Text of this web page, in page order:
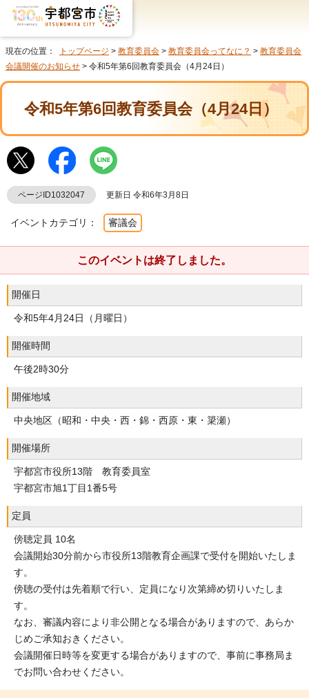
現在の位置： トップページ > 教育委員会 > 教育委員会ってなに？ > 教育委員会
会議開催のお知らせ > 令和5年第6回教育委員会（4月24日）
令和5年第6回教育委員会（4月24日）
ページID1032047 更新日 令和6年3月8日
イベントカテゴリ： 審議会
このイベントは終了しました。
開催日
令和5年4月24日（月曜日）
開催時間
午後2時30分
開催地域
中央地区（昭和・中央・西・錦・西原・東・簗瀬）
開催場所
宇都宮市役所13階 教育委員室
宇都宮市旭1丁目1番5号
定員
傍聴定員 10名
会議開始30分前から市役所13階教育企画課で受付を開始いたしま
す。
傍聴の受付は先着順で行い、定員になり次第締め切りいたしま
す。
なお、審議内容により非公開となる場合がありますので、あらか
じめご承知おきください。
会議開催日時等を変更する場合がありますので、事前に事務局ま
でお問い合わせください。